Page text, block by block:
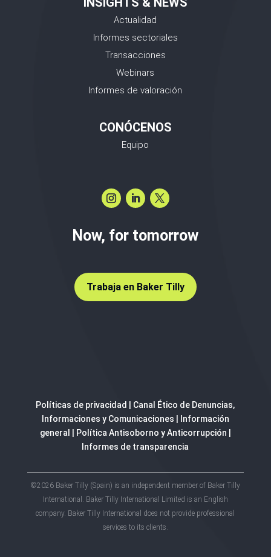
Actualidad
Informes sectoriales
Transacciones
Webinars
Informes de valoración
CONÓCENOS
Equipo
Now, for tomorrow
Trabaja en Baker Tilly
Políticas de privacidad
Canal Ético de Denuncias,
Informaciones y Comunicaciones
Información
general
Política Antisoborno y Anticorrupción
Informes de transparencia
©2026 Baker Tilly (Spain) is an independent member of Baker Tilly
International. Baker Tilly International Limited is an English
company. Baker Tilly International does not provide professional
services to its clients.